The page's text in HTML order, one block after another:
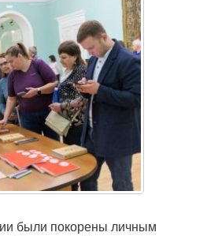
были покорены личным